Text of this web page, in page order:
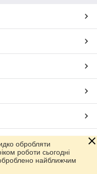
Prom.uaобробляти
роботи сьогодні
найближчим